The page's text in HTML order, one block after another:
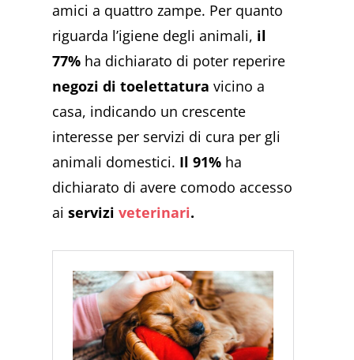
amici a quattro zampe. Per quanto
riguarda l’igiene degli animali, il
77% ha dichiarato di poter reperire
negozi di toelettatura vicino a
casa, indicando un crescente
interesse per servizi di cura per gli
animali domestici. Il 91% ha
dichiarato di avere comodo accesso
aiserviziveterinari.